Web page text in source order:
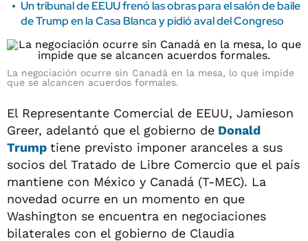
Un tribunal de EEUU frenó las obras para el salón de baile
de Trump en la Casa Blanca y pidió aval del Congreso
La negociación ocurre sin Canadá en la mesa, lo que impide
que se alcancen acuerdos formales.
El Representante Comercial de EEUU, Jamieson
Greer, adelantó que el gobierno de Donald
Trump tiene previsto imponer aranceles a sus
‌socios del Tratado de Libre Comercio que el país
mantiene con México y Canadá (T-MEC). La
novedad ocurre en un momento en que
Washington se encuentra en negociaciones
bilaterales con el gobierno de Claudia